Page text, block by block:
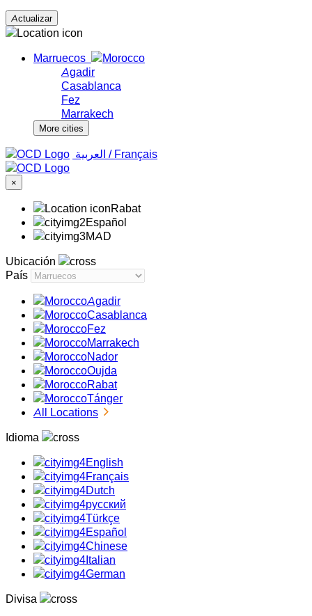
Marruecos
Agadir
Casablanca
Fez
Marrakech
More cities
‏العربية ‏ / Français
×
Rabat
Español
MAD
Ubicación
País
Agadir
Casablanca
Fez
Marrakech
Nador
Oujda
Rabat
Tánger
All Locations
Idioma
English
Français
Dutch
русский
Türkçe
Español
Chinese
Italian
German
Divisa